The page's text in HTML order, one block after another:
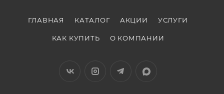
ГЛАВНАЯ КАТАЛОГ АКЦИИ УСЛУГИ
КАК КУПИТЬ О КОМПАНИИ